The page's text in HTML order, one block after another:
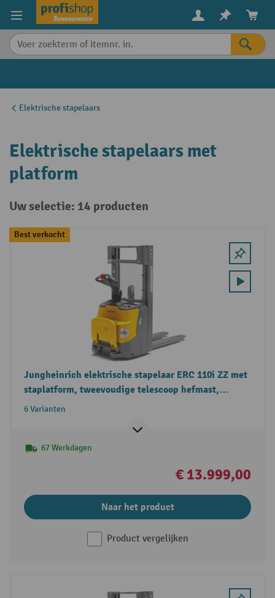
content
Elektrische stapelaars
Elektrische stapelaars met
platform
Uw selectie: 14 producten
Best verkocht
Jungheinrich elektrische stapelaar ERC 110i ZZ met
staplatform, tweevoudige telescoop hefmast,
draagvermogen 1.000 kg
6 Varianten
67 Werkdagen
€ 13.999,00
Naar het product
Product vergelijken